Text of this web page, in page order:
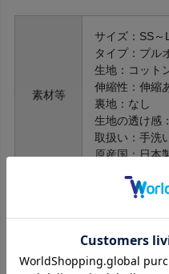
素材等
サイズ：SS～
タイプ：プル
生地：コット
伸縮性：伸縮
裏地：なし
生地の透け感
取扱い：手洗
原産国：日本
サイズ 首周り
22
SS
25